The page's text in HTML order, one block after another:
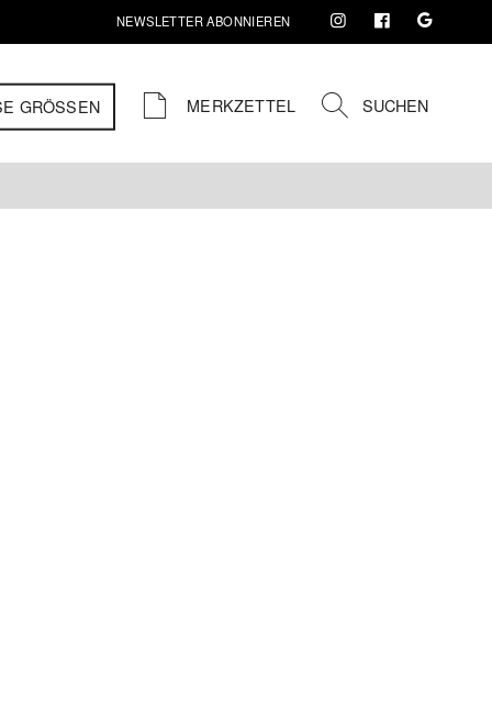
NEWSLETTER ABONNIEREN
GRÖSSEN MERKZETTEL SUCHEN